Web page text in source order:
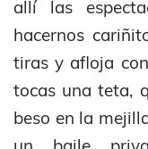
allí las
hacernos
tiras y afloja
tocas una teta,
beso en la